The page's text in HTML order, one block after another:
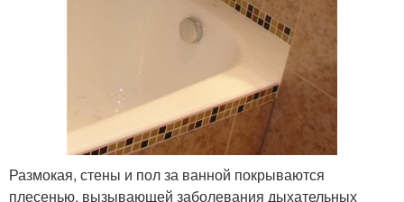
Размокая, стены и пол за ванной покрываются
плесенью, вызывающей заболевания дыхательных